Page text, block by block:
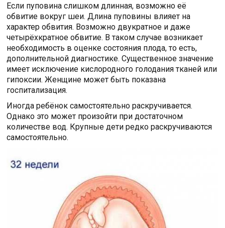
Если пуповина слишком длинная, возможно её
обвитие вокруг шеи. Длина пуповины влияет на
характер обвития. Возможно двукратное и даже
четырёхкратное обвитие. В таком случае возникает
необходимость в оценке состояния плода, то есть,
дополнительной диагностике. Существенное значение
имеет исключение кислородного голодания тканей или
гипоксии. Женщине может быть показана
госпитализация.
Иногда ребёнок самостоятельно раскручивается.
Однако это может произойти при достаточном
количестве вод. Крупные дети редко раскручиваются
самостоятельно.